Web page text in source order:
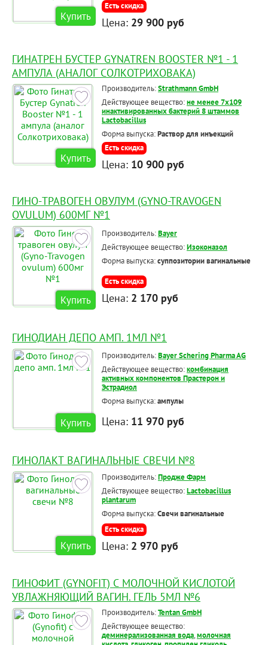
Купить
Есть скидка
Цена: 29 900 руб
ГИНАТРЕН БУСТЕР GYNATREN BOOSTER №1 - 1
АМПУЛА (АНАЛОГ СОЛКОТРИХОВАКА)
Купить
Производитель:Strathmann GmbH
Действующее вещество:не менее 7x109
инактивированных бактерий 8 штаммов
Lactobacillus
Форма выпуска:Раствор для инъекций
Есть скидка
Цена: 10 900 руб
ГИНО-ТРАВОГЕН ОВУЛУМ (GYNO-TRAVOGEN
OVULUM) 600МГ №1
Купить
Производитель:Bayer
Действующее вещество:Изоконазол
Форма выпуска:суппозитории вагинальные
Есть скидка
Цена: 2 170 руб
ГИНОДИАН ДЕПО АМП. 1МЛ №1
Купить
Производитель:Bayer Schering Pharma AG
Действующее вещество:комбинация
активных компонентов Прастерон и
Эстрадиол
Форма выпуска:ампулы
Цена: 11 970 руб
ГИНОЛАКТ ВАГИНАЛЬНЫЕ СВЕЧИ №8
Купить
Производитель:Продже Фарм
Действующее вещество:Lactobacillus
plantarum
Форма выпуска:Свечи вагинальные
Есть скидка
Цена: 2 970 руб
ГИНОФИТ (GYNOFIT) С МОЛОЧНОЙ КИСЛОТОЙ
УВЛАЖНЯЮЩИЙ ВАГИН. ГЕЛЬ 5МЛ №6
Производитель:Tentan GmbH
Действующее вещество:
деминерализованная вода,молочная